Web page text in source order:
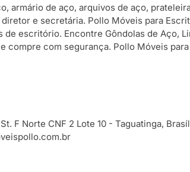
armário de aço, arquivos de aço,
e secretária. Pollo Móveis para
escritório. Encontre Gôndolas de Aço,
compre com segurança. Pollo Móveis
F Norte CNF 2 Lote 10 - Taguatinga,